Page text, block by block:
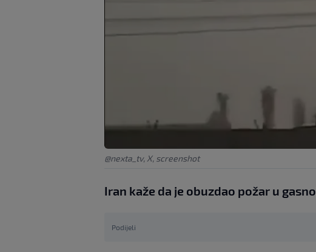
@nexta_tv, X, screenshot
Iran kaže da je obuzdao požar u
Podijeli